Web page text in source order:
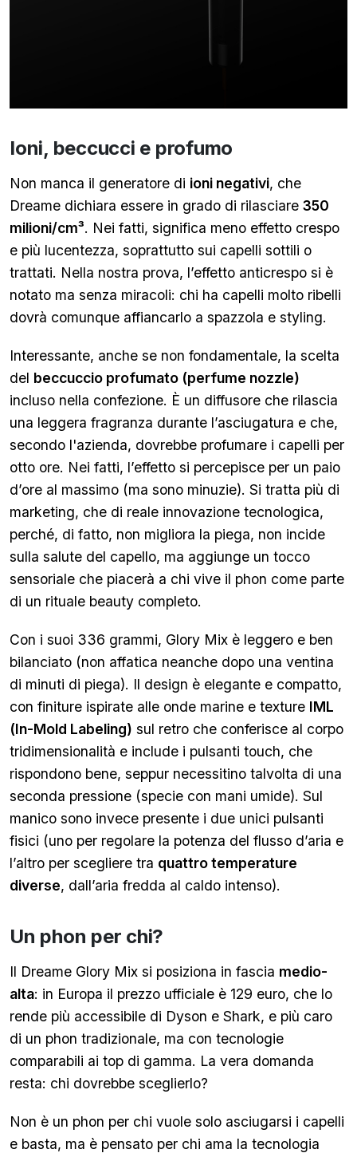
Ioni, beccucci e profumo
Non manca il generatore di ioni negativi, che
Dreame dichiara essere in grado di rilasciare 350
milioni/cm³. Nei fatti, significa meno effetto crespo
e più lucentezza, soprattutto sui capelli sottili o
trattati. Nella nostra prova, l’effetto anticrespo si è
notato ma senza miracoli: chi ha capelli molto ribelli
dovrà comunque affiancarlo a spazzola e styling.
Interessante, anche se non fondamentale, la scelta
del beccuccio profumato (perfume nozzle)
incluso nella confezione. È un diffusore che rilascia
una leggera fragranza durante l’asciugatura e che,
secondo l'azienda, dovrebbe profumare i capelli per
otto ore. Nei fatti, l’effetto si percepisce per un paio
d’ore al massimo (ma sono minuzie). Si tratta più di
marketing, che di reale innovazione tecnologica,
perché, di fatto, non migliora la piega, non incide
sulla salute del capello, ma aggiunge un tocco
sensoriale che piacerà a chi vive il phon come parte
di un rituale beauty completo.
Con i suoi 336 grammi, Glory Mix è leggero e ben
bilanciato (non affatica neanche dopo una ventina
di minuti di piega). Il design è elegante e compatto,
con finiture ispirate alle onde marine e texture IML
(In-Mold Labeling) sul retro che conferisce al corpo
tridimensionalità e include i pulsanti touch, che
rispondono bene, seppur necessitino talvolta di una
seconda pressione (specie con mani umide). Sul
manico sono invece presente i due unici pulsanti
fisici (uno per regolare la potenza del flusso d’aria e
l’altro per scegliere tra quattro temperature
diverse, dall’aria fredda al caldo intenso).
Un phon per chi?
Il Dreame Glory Mix si posiziona in fascia medio-
alta: in Europa il prezzo ufficiale è 129 euro, che lo
rende più accessibile di Dyson e Shark, e più caro
di un phon tradizionale, ma con tecnologie
comparabili ai top di gamma. La vera domanda
resta: chi dovrebbe sceglierlo?
Non è un phon per chi vuole solo asciugarsi i capelli
e basta, ma è pensato per chi ama la tecnologia